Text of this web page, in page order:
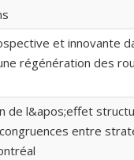
et innovante
régénération des
de l&apos;effet
entre